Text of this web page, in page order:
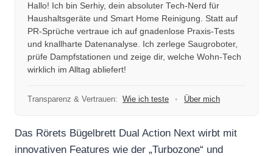
Hallo! Ich bin Serhiy, dein absoluter Tech-Nerd für
Haushaltsgeräte und Smart Home Reinigung. Statt auf
PR-Sprüche vertraue ich auf gnadenlose Praxis-Tests
und knallharte Datenanalyse. Ich zerlege Saugroboter,
prüfe Dampfstationen und zeige dir, welche Wohn-Tech
wirklich im Alltag abliefert!
Transparenz & Vertrauen: Wie ich teste • Über mich
Das Rörets Bügelbrett Dual Action Next wirbt mit
innovativen Features wie der „Turbozone“ und